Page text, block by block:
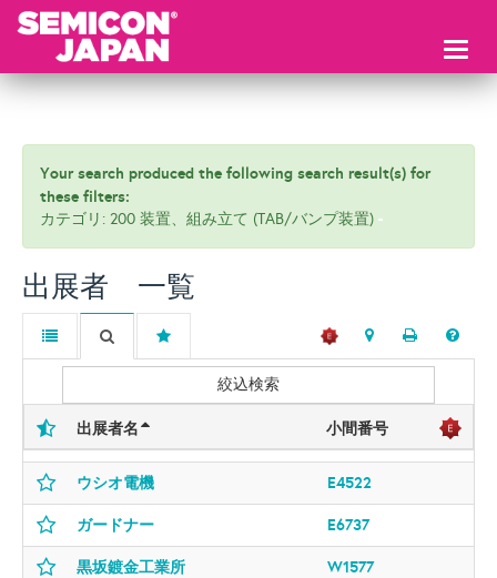
Your search produced the following search result(s) for
these filters:
カテゴリ: 200 装置、組み立て (TAB/バンプ装置)
出展者 一覧
絞込検索
出展者名 小間番号
ウシオ電機 E4522
ガードナー E6737
黒坂鍍金工業所 W1577